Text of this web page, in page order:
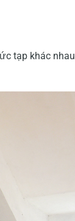
tạp khác nhau